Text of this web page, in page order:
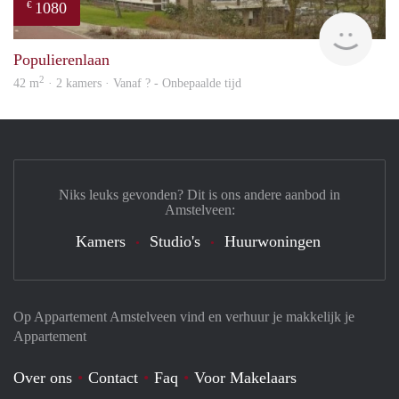
€ 1080
Populierenlaan
42 m2 · 2 kamers · Vanaf ? - Onbepaalde tijd
Op Appartement Amstelveen vind en verhuur je makkelijk je
Appartement
Over ons Contact Faq Voor Makelaars
Niks leuks gevonden? Dit is ons andere aanbod in
Amstelveen:
Kamers Studio's Huurwoningen